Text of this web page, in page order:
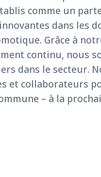
comme un
dans les
Grâce à
continu, nous
dans le secteur.
et collaborateurs
– à la